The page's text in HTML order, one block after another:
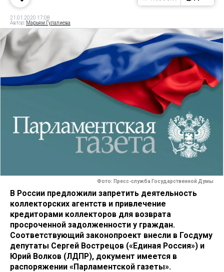
21.01.2020 17:08
Автор: Марьям Гулалиева
Фото: Пресс-служба Государственной Думы
В России предложили запретить деятельность
коллекторских агентств и привлечение
кредиторами коллекторов для возврата
просроченной задолженности у граждан.
Соответствующий законопроект внесли в Госдуму
депутаты Сергей Вострецов («Единая Россия») и
Юрий Волков (ЛДПР), документ имеется в
распоряжении «Парламентской газеты».